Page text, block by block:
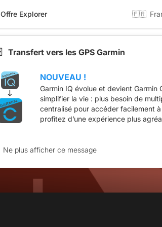
Offre Explorer 🇫🇷
Transfert vers les GPS Garmin
NOUVEAU !
Garmin IQ évolue et devient
simplifier la vie : plus besoin de
centralisé pour accéder facilement
profitez d’une expérience plus
Ne plus afficher ce message